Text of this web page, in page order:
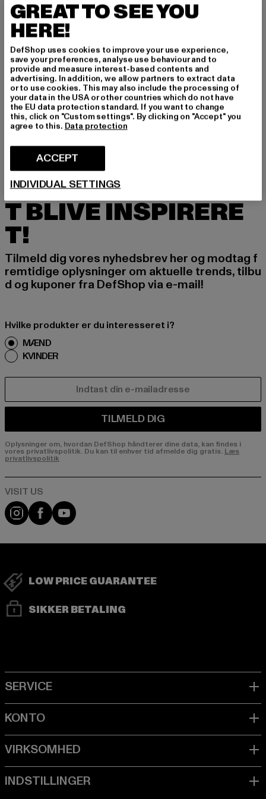
BRANDIT
Molle First Aid Pouch Large
142,00 DKK
Nuværende pris: 142,00 DKK
TILMELD DIG FOR A
T BLIVE INSPIRERE
T!
Tilmeld dig vores nyhedsbrev her og modtag f
remtidige oplysninger om aktuelle trends, tilbu
d og kuponer fra DefShop via e-mail!
Hvilke produkter er du interesseret i?
MÆND
KVINDER
TILMELD DIG
Oplysninger om, hvordan DefShop håndterer dine data, kan findes i
vores privatlivspolitik. Du kan til enhver tid afmelde dig gratis. Læs
privatlivspolitik
Visit our Instagram page:
Visit our Facebook page:
Visit our YouTube channel:
LOW PRICE GUARANTEE
SIKKER BETALING
GREAT TO SEE YOU
HERE!
DefShop uses cookies to improve your use experience,
save your preferences, analyse use behaviour and to
provide and measure interest-based contents and
advertising. In addition, we allow partners to extract data
or to use cookies. This may also include the processing of
your data in the USA or other countries which do not have
the EU data protection standard. If you want to change
this, click on "Custom settings". By clicking on "Accept" you
agree to this. Data protection
ACCEPT
INDIVIDUAL SETTINGS